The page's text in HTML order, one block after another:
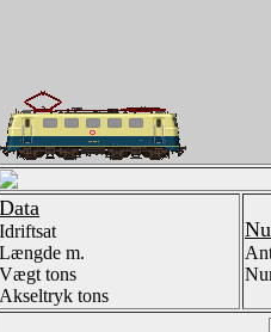
Data
Idriftsat
Længde m.
Vægt tons
Akseltryk tons